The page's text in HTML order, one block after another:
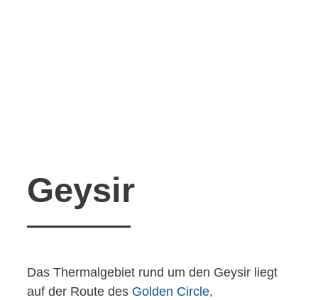
Geysir
Das Thermalgebiet rund um den Geysir liegt
auf der Route des Golden Circle,